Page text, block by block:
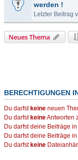
werden !
Letzter Beitrag
Neues Thema
BERECHTIGUNGEN
Du darfst keine neuen
Du darfst keineAntworten
Du darfst deine Beiträge
Du darfst deine Beiträge
Du darfst keine